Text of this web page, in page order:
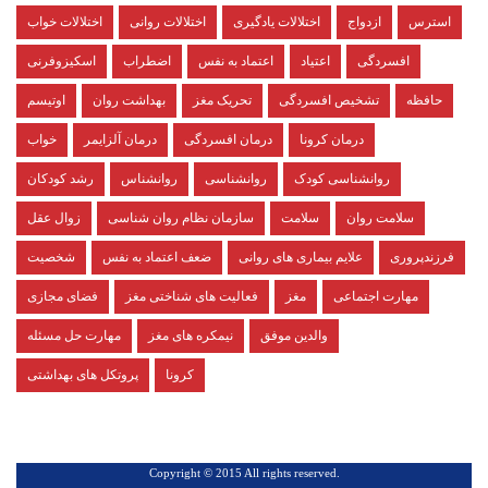
اختلالات خواب اختلالات روانی اختلالات یادگیری ازدواج استرس
اسکیزوفرنی اضطراب اعتماد به نفس اعتیاد افسردگی
اوتیسم بهداشت روان تحریک مغز تشخیص افسردگی حافظه
خواب درمان آلزایمر درمان افسردگی درمان کرونا
رشد کودکان روانشناس روانشناسی روانشناسی کودک
زوال عقل سازمان نظام روان شناسی سلامت سلامت روان
شخصیت ضعف اعتماد به نفس علایم بیماری های روانی فرزندپروری
فضای مجازی فعالیت های شناختی مغز مغز مهارت اجتماعی
مهارت حل مسئله نیمکره های مغز والدین موفق
پروتکل های بهداشتی کرونا
.Copyright © 2015 All rights reserved